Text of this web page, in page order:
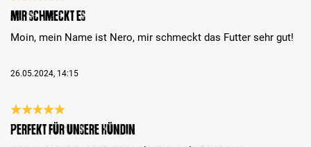
Recensione con valutazione di 5 su 5 stelle
Mir schmeckt es
Moin, mein Name ist Nero, mir schmeckt das Futter sehr gut!
26.05.2024, 14:15
Recensione con valutazione di 5 su 5 stelle
Perfekt für unsere Hündin